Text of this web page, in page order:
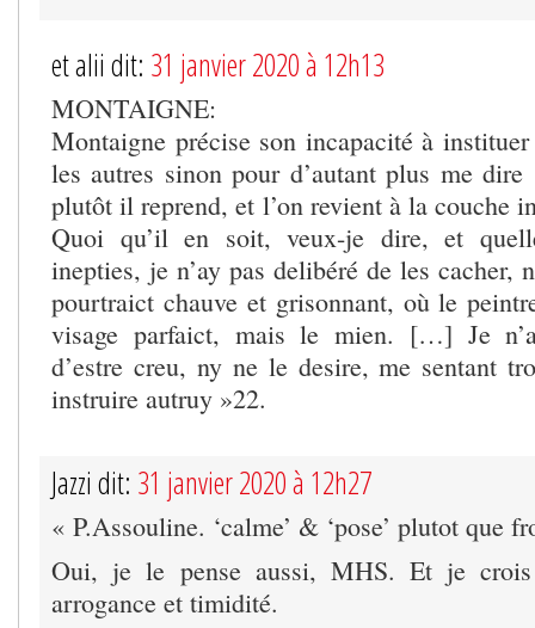
et alii dit: 31 janvier 2020 à 12h13
MONTAIGNE:
Montaigne précise son incapacité à
les autres sinon pour d’autant plus me
plutôt il reprend, et l’on revient à la couche
Quoi qu’il en soit, veux-je dire, et
inepties, je n’ay pas delibéré de les cacher,
pourtraict chauve et grisonnant, où le
visage parfaict, mais le mien. […] Je
d’estre creu, ny ne le desire, me sentant
instruire autruy »22.
Jazzi dit: 31 janvier 2020 à 12h27
« P.Assouline. ‘calme’ & ‘pose’ plutot que
Oui, je le pense aussi, MHS. Et je
arrogance et timidité.